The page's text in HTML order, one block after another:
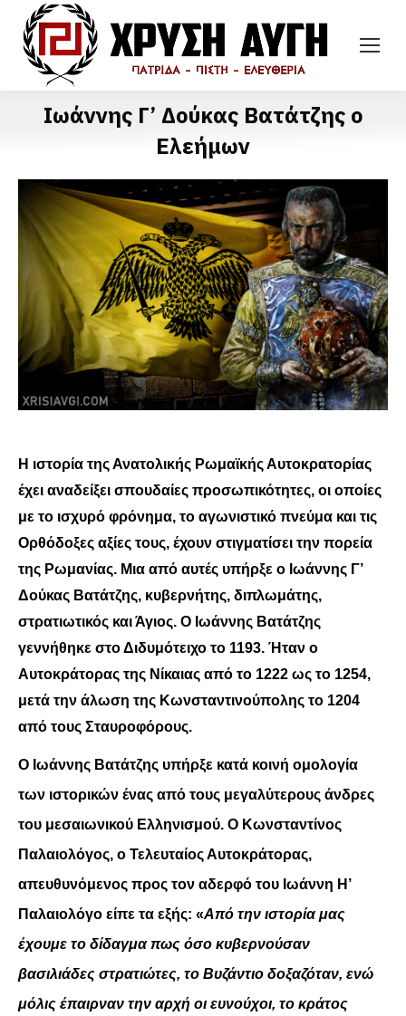
Ιωάννης Γ’ Δούκας Βατάτζης ο
Ελεήμων
Η ιστορία της Ανατολικής Ρωμαϊκής Αυτοκρατορίας
έχει αναδείξει σπουδαίες προσωπικότητες, οι οποίες
με το ισχυρό φρόνημα, το αγωνιστικό πνεύμα και τις
Ορθόδοξες αξίες τους, έχουν στιγματίσει την πορεία
της Ρωμανίας. Μια από αυτές υπήρξε ο Ιωάννης Γ’
Δούκας Βατάτζης, κυβερνήτης, διπλωμάτης,
στρατιωτικός και Άγιος. Ο Ιωάννης Βατάτζης
γεννήθηκε στο Διδυμότειχο το 1193. Ήταν ο
Αυτοκράτορας της Νίκαιας από το 1222 ως το 1254,
μετά την άλωση της Κωνσταντινούπολης το 1204
από τους Σταυροφόρους.
Ο Ιωάννης Βατάτζης υπήρξε κατά κοινή ομολογία
των ιστορικών ένας από τους μεγαλύτερους άνδρες
του μεσαιωνικού Ελληνισμού. Ο Κωνσταντίνος
Παλαιολόγος, ο Τελευταίος Αυτοκράτορας,
απευθυνόμενος προς τον αδερφό του Ιωάννη Η’
Παλαιολόγο είπε τα εξής: «Από την ιστορία μας
έχουμε το δίδαγμα πως όσο κυβερνούσαν
βασιλιάδες στρατιώτες, το Βυζάντιο δοξαζόταν, ενώ
μόλις έπαιρναν την αρχή οι ευνούχοι, το κράτος